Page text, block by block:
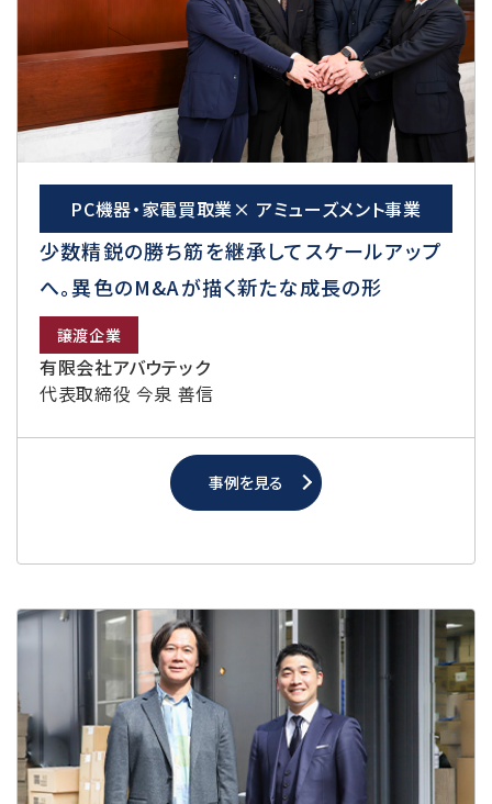
PC機器・家電買取業× アミューズメント事業
少数精鋭の勝ち筋を継承してスケールアップ
へ。異色のM&Aが描く新たな成長の形
譲渡企業
有限会社アバウテック
代表取締役 今泉 善信
事例を見る